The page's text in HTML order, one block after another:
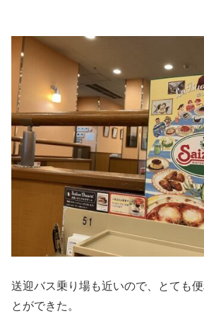
送迎バス乗り場も近いので、とても
とができた。